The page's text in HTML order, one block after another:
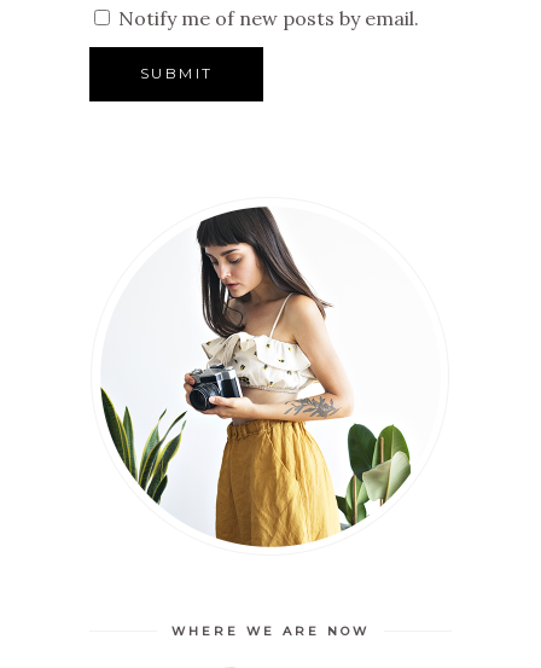
Notify me of new posts by email.
WHERE WE ARE NOW